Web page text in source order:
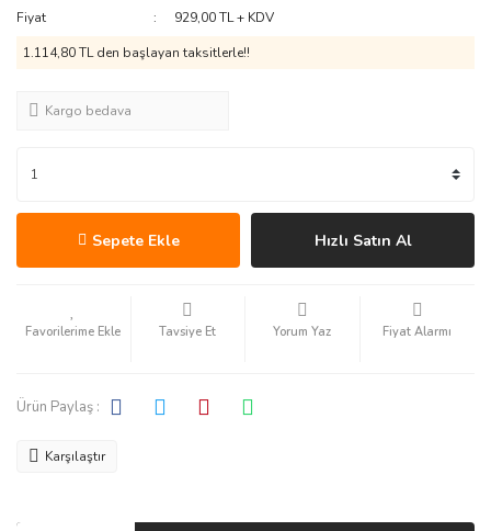
Fiyat
929,00 TL + KDV
1.114,80 TL den başlayan taksitlerle!!
Kargo bedava
Sepete Ekle Hızlı Satın Al
Tavsiye Et Yorum Yaz Fiyat Alarmı
Ürün Paylaş :
Karşılaştır